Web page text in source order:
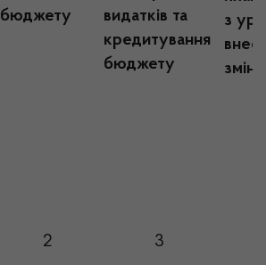
бюджету
видатків та
кредитування
бюджету
з
змін
2
3